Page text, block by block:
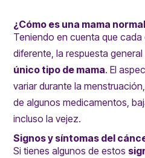
¿Cómo es una mama
Teniendo en cuenta que
diferente, la respuesta general
único tipo de mama. El
variar durante la
de algunos medicamentos,
incluso la vejez.
Signos y síntomas del
Si tienes algunos de estos